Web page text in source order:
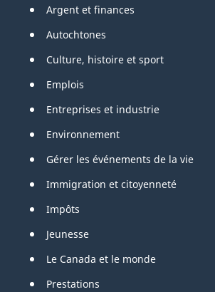
Pied
de
page
Argent et finances
Autochtones
Culture, histoire et sport
Emplois
Entreprises et industrie
Environnement
Gérer les événements de la vie
Immigration et citoyenneté
Impôts
Jeunesse
Le Canada et le monde
Prestations